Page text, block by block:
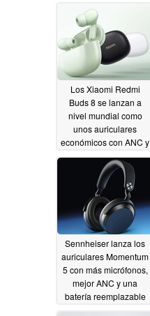
mejorado
Los Xiaomi Redmi
Buds 8 se lanzan a
nivel mundial como
unos auriculares
económicos con ANC y
LHDC06/21/2026
Sennheiser lanza los
auriculares Momentum
5 con más micrófonos,
mejor ANC y una
batería reemplazable
05/26/2026